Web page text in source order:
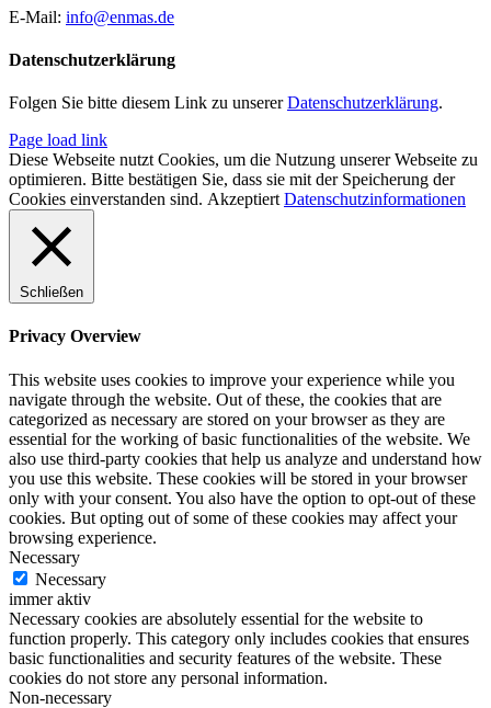
E-Mail: info@enmas.de
Datenschutzerklärung
Folgen Sie bitte diesem Link zu unsererDatenschutzerklärung.
Page load link
Diese Webseite nutzt Cookies, um die Nutzung unserer Webseite zu
optimieren. Bitte bestätigen Sie, dass sie mit der Speicherung der
Cookies einverstanden sind. Akzeptiert Datenschutzinformationen
Schließen
Privacy Overview
This website uses cookies to improve your experience while you
navigate through the website. Out of these, the cookies that are
categorized as necessary are stored on your browser as they are
essential for the working of basic functionalities of the website. We
also use third-party cookies that help us analyze and understand how
you use this website. These cookies will be stored in your browser
only with your consent. You also have the option to opt-out of these
cookies. But opting out of some of these cookies may affect your
browsing experience.
Necessary
Necessary
immer aktiv
Necessary cookies are absolutely essential for the website to
function properly. This category only includes cookies that ensures
basic functionalities and security features of the website. These
cookies do not store any personal information.
Non-necessary